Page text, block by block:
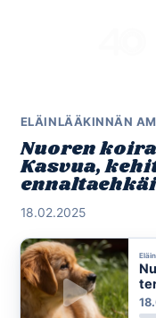
ELÄINLÄÄKINNÄN
Nuoren
Kasvua,
18.02.2025